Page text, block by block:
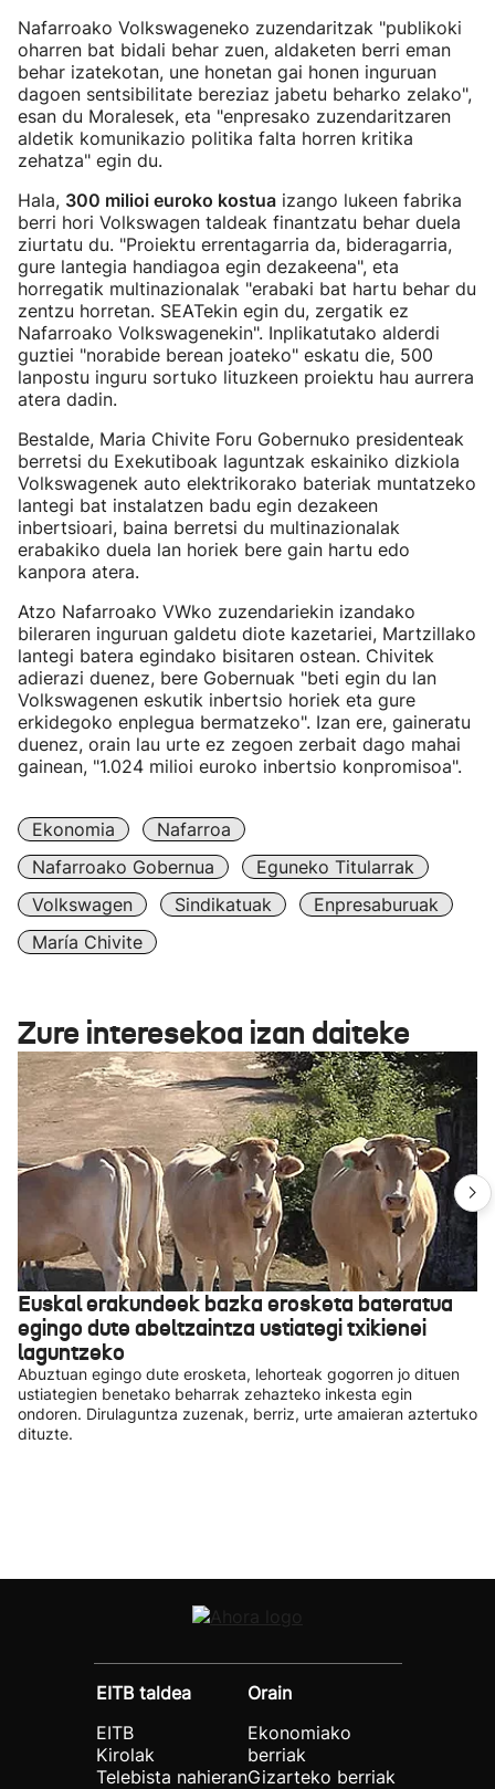
Nafarroako Volkswageneko zuzendaritzak "publikoki
oharren bat bidali behar zuen, aldaketen berri eman
behar izatekotan, une honetan gai honen inguruan
dagoen sentsibilitate bereziaz jabetu beharko zelako",
esan du Moralesek, eta "enpresako zuzendaritzaren
aldetik komunikazio politika falta horren kritika
zehatza" egin du.
Hala, 300 milioi euroko kostua izango lukeen fabrika
berri hori Volkswagen taldeak finantzatu behar duela
ziurtatu du. "Proiektu errentagarria da, bideragarria,
gure lantegia handiagoa egin dezakeena", eta
horregatik multinazionalak "erabaki bat hartu behar du
zentzu horretan. SEATekin egin du, zergatik ez
Nafarroako Volkswagenekin". Inplikatutako alderdi
guztiei "norabide berean joateko" eskatu die, 500
lanpostu inguru sortuko lituzkeen proiektu hau aurrera
atera dadin.
Bestalde, Maria Chivite Foru Gobernuko presidenteak
berretsi du Exekutiboak laguntzak eskainiko dizkiola
Volkswagenek auto elektrikorako bateriak muntatzeko
lantegi bat instalatzen badu egin dezakeen
inbertsioari, baina berretsi du multinazionalak
erabakiko duela lan horiek bere gain hartu edo
kanpora atera.
Atzo Nafarroako VWko zuzendariekin izandako
bileraren inguruan galdetu diote kazetariei, Martzillako
lantegi batera egindako bisitaren ostean. Chivitek
adierazi duenez, bere Gobernuak "beti egin du lan
Volkswagenen eskutik inbertsio horiek eta gure
erkidegoko enplegua bermatzeko". Izan ere, gaineratu
duenez, orain lau urte ez zegoen zerbait dago mahai
gainean, "1.024 milioi euroko inbertsio konpromisoa".
Ekonomia
Nafarroa
Nafarroako Gobernua
Eguneko Titularrak
Volkswagen
Sindikatuak
Enpresaburuak
María Chivite
Zure interesekoa izan daiteke
Euskal erakundeek bazka erosketa bateratua
egingo dute abeltzaintza ustiategi txikienei
laguntzeko
Abuztuan egingo dute erosketa, lehorteak gogorren jo dituen
ustiategien benetako beharrak zehazteko inkesta egin
ondoren. Dirulaguntza zuzenak, berriz, urte amaieran aztertuko
dituzte.
EITB taldea
EITB
Kirolak
Telebista nahieran
Orain
Ekonomiako
berriak
Gizarteko berriak